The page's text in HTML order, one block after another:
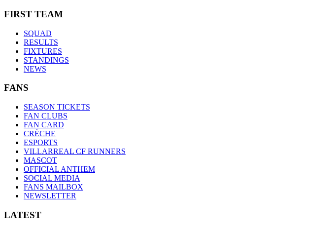
FIRST TEAM
SQUAD
RESULTS
FIXTURES
STANDINGS
NEWS
FANS
SEASON TICKETS
FAN CLUBS
FAN CARD
CRÈCHE
ESPORTS
VILLARREAL CF RUNNERS
MASCOT
OFFICIAL ANTHEM
SOCIAL MEDIA
FANS MAILBOX
NEWSLETTER
LATEST